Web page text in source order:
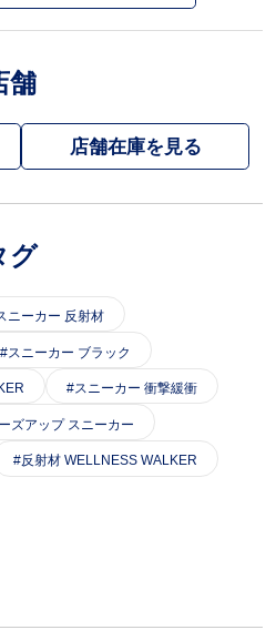
舗
グ
ニーカー 反射材
スニーカー ブラック
スニーカー 衝撃緩衝
ズアップ スニーカー
反射材 WELLNESS WALKER